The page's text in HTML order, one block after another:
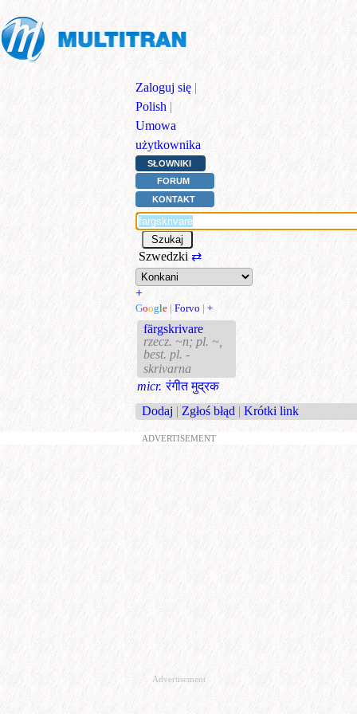
Zaloguj się |
Polish |
Umowa
użytkownika
SŁOWNIKI
FORUM
KONTAKT
Szwedzki ⇄
+
Google | Forvo | +
färgskrivare
rzecz. ~n; pl. ~,
best. pl. -
skrivarna
micr. रंगीत मुद्रक
Dodaj | Zgłoś błąd | Krótki link
ADVERTISEMENT
Advertisement